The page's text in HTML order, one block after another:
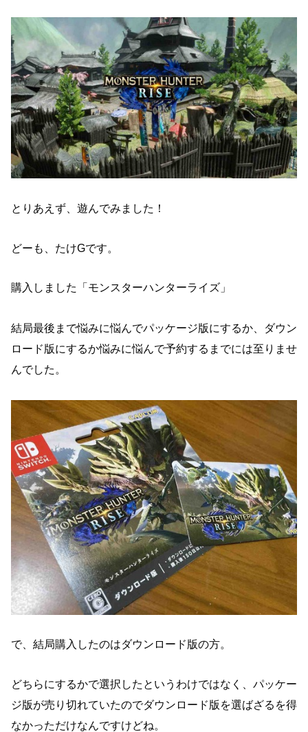
とりあえず、遊んでみました！
どーも、たけGです。
購入しました「モンスターハンターライズ」
結局最後まで悩みに悩んでパッケージ版にするか、ダウン
ロード版にするか悩みに悩んで予約するまでには至りませ
んでした。
で、結局購入したのはダウンロード版の方。
どちらにするかで選択したというわけではなく、パッケー
ジ版が売り切れていたのでダウンロード版を選ばざるを得
なかっただけなんですけどね。